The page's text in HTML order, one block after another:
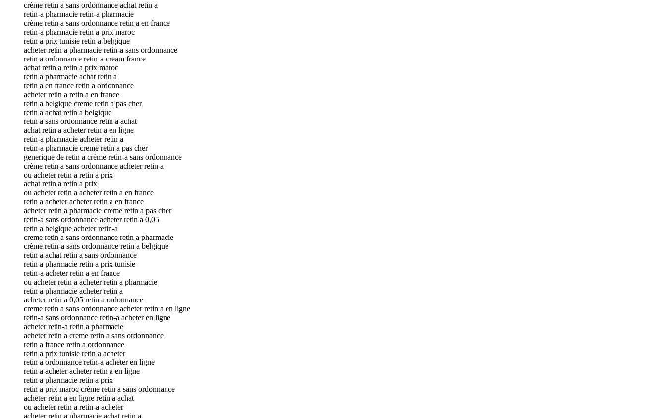
crème retin a sans ordonnance achat retin a
retin-a pharmacie retin-a pharmacie
crème retin a sans ordonnance retin a en france
retin-a pharmacie retin a prix maroc
retin a prix tunisie retin a belgique
acheter retin a pharmacie retin-a sans ordonnance
retin a ordonnance retin-a cream france
achat retin a retin a prix maroc
retin a pharmacie achat retin a
retin a en france retin a ordonnance
acheter retin a retin a en france
retin a belgique creme retin a pas cher
retin a achat retin a belgique
retin a sans ordonnance retin a achat
achat retin a acheter retin a en ligne
retin-a pharmacie acheter retin a
retin-a pharmacie creme retin a pas cher
generique de retin a crème retin-a sans ordonnance
crème retin a sans ordonnance acheter retin a
ou acheter retin a retin a prix
achat retin a retin a prix
ou acheter retin a acheter retin a en france
retin a acheter acheter retin a en france
acheter retin a pharmacie creme retin a pas cher
retin-a sans ordonnance acheter retin a 0,05
retin a belgique acheter retin-a
creme retin a sans ordonnance retin a pharmacie
crème retin-a sans ordonnance retin a belgique
retin a achat retin a sans ordonnance
retin a pharmacie retin a prix tunisie
retin-a acheter retin a en france
ou acheter retin a acheter retin a pharmacie
retin a pharmacie acheter retin a
acheter retin a 0,05 retin a ordonnance
creme retin a sans ordonnance acheter retin a en ligne
retin-a sans ordonnance retin-a acheter en ligne
acheter retin-a retin a pharmacie
acheter retin a creme retin a sans ordonnance
retin a france retin a ordonnance
retin a prix tunisie retin a acheter
retin a ordonnance retin-a acheter en ligne
retin a acheter acheter retin a en ligne
retin a pharmacie retin a prix
retin a prix maroc crème retin a sans ordonnance
acheter retin a en ligne retin a achat
ou acheter retin a retin-a acheter
acheter retin a pharmacie achat retin a